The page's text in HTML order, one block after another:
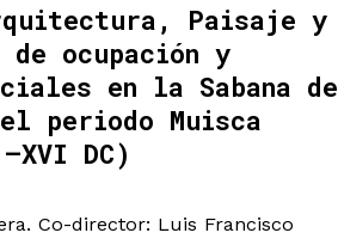
Paisaje y
de ocupación y
en la Sabana de
periodo Muisca
DC)
Co-director: Luis Francisco